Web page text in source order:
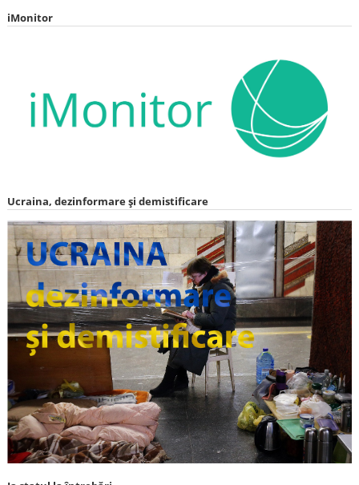
iMonitor
Ucraina, dezinformare și demistificare